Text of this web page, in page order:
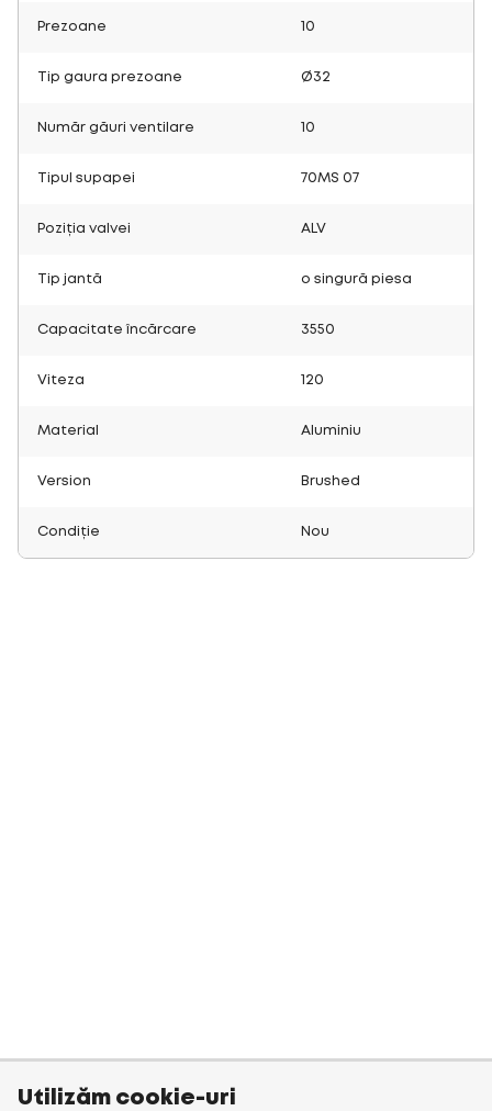
Prezoane 10
Tip gaura prezoane Ø32
Număr găuri ventilare 10
Tipul supapei 70MS 07
Poziția valvei ALV
Tip jantă o singură piesa
Capacitate încărcare 3550
Viteza 120
Material Aluminiu
Version Brushed
Condiție Nou
Utilizăm cookie-uri